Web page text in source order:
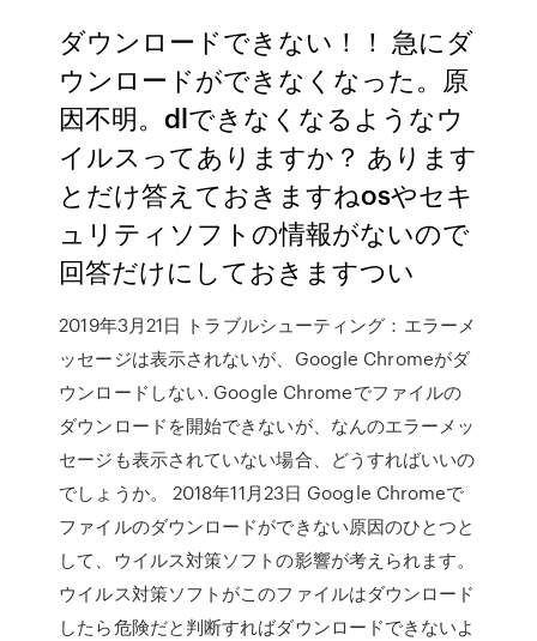
ダウンロードできない！！ 急にダ
ウンロードができなくなった。原
因不明。dlできなくなるようなウ
イルスってありますか？ あります
とだけ答えておきますねosやセキ
ュリティソフトの情報がないので
回答だけにしておきますつい
2019年3月21日 トラブルシューティング：エラーメ
ッセージは表示されないが、Google Chromeがダ
ウンロードしない. Google Chromeでファイルの
ダウンロードを開始できないが、なんのエラーメッ
セージも表示されていない場合、どうすればいいの
でしょうか。 2018年11月23日 Google Chromeで
ファイルのダウンロードができない原因のひとつと
して、ウイルス対策ソフトの影響が考えられます。
ウイルス対策ソフトがこのファイルはダウンロード
したら危険だと判断すればダウンロードできないよ